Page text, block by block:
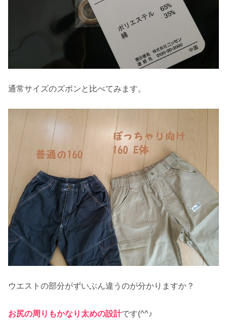
通常サイズのズボンと比べてみます。
ウエストの部分がずいぶん違うのが分かりますか？
お尻の周りもかなり太めの設計です(^^♪